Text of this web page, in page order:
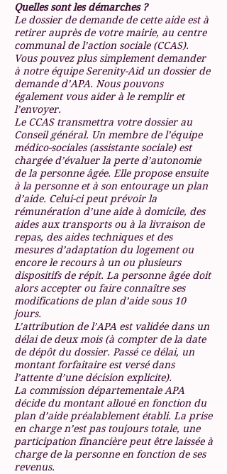
Quelles sont les démarches ?
Le dossier de demande de cette aide est à
retirer auprès de votre mairie, au centre
communal de l’action sociale (CCAS).
Vous pouvez plus simplement demander
à notre équipe Serenity-Aid un dossier de
demande d’APA. Nous pouvons
également vous aider à le remplir et
l’envoyer.
Le CCAS transmettra votre dossier au
Conseil général. Un membre de l’équipe
médico-sociales (assistante sociale) est
chargée d’évaluer la perte d’autonomie
de la personne âgée. Elle propose ensuite
à la personne et à son entourage un plan
d’aide. Celui-ci peut prévoir la
rémunération d’une aide à domicile, des
aides aux transports ou à la livraison de
repas, des aides techniques et des
mesures d’adaptation du logement ou
encore le recours à un ou plusieurs
dispositifs de répit. La personne âgée doit
alors accepter ou faire connaître ses
modifications de plan d’aide sous 10
jours.
L’attribution de l’APA est validée dans un
délai de deux mois (à compter de la date
de dépôt du dossier. Passé ce délai, un
montant forfaitaire est versé dans
l’attente d’une décision explicite).
La commission départementale APA
décide du montant alloué en fonction du
plan d’aide préalablement établi. La prise
en charge n’est pas toujours totale, une
participation financière peut être laissée à
charge de la personne en fonction de ses
revenus.